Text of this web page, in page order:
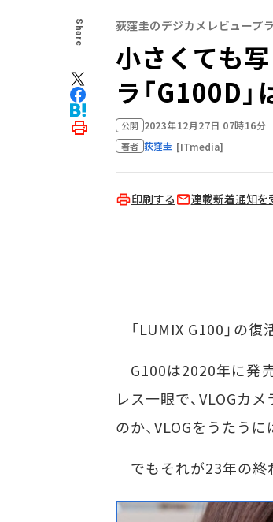
Share 荻窪圭のデジカメレビュープ
小さくても
ラ「G100D
公開 2023年12月27日 07時16分
著者 荻窪圭 [ITmedia]
印刷する 連載新着通知を
「LUMIX G100」の復
G100は2020年に発
レス一眼で、VLOGカ
のか、VLOGをうたう
でもそれが23年の終